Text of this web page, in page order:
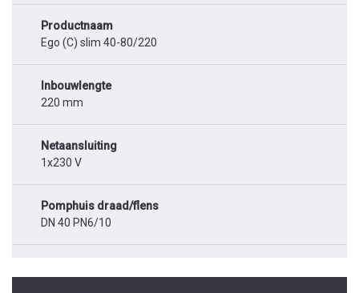
Productnaam
Ego (C) slim 40-80/220
Inbouwlengte
220 mm
Netaansluiting
1x230 V
Pomphuis draad/flens
DN 40 PN6/10